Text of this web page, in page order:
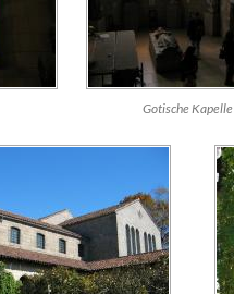
Gotische Kapelle